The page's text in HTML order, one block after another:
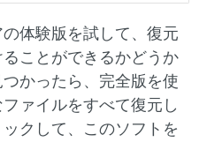
体験版を試して、復元
ことができるかどうか
かったら、完全版を使
ァイルをすべて復元し
クして、このソフトを